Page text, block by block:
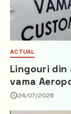
ACTUAL
Lingouri
vama
24/07/2026